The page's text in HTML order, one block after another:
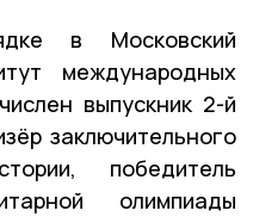
в Московский
международных
выпускник 2-й
заключительного
победитель
олимпиады